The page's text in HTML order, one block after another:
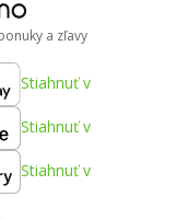
a zľavy
Stiahnuť v
Stiahnuť v
Stiahnuť v